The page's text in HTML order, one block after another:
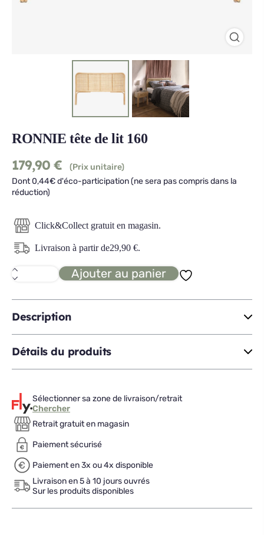
RONNIE tête de lit 160
179,90 €
(Prix unitaire)
Dont 0,44€ d'éco-participation (ne sera pas compris dans la
réduction)
Click&Collect gratuit en magasin.
Livraison à partir de29,90 €.
quantité
de
tête
de
lit
160
Ajouter au panier
Description
Détails du produits
Sélectionner sa zone de livraison/retrait
Chercher
Retrait gratuit en magasin
Paiement sécurisé
Paiement en 3x ou 4x disponible
Livraison en 5 à 10 jours ouvrés
Sur les produits disponibles